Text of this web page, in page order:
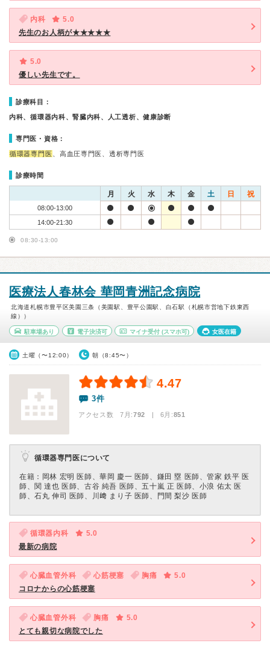
内科
5.0
先生のお人柄が★★★★★
5.0
優しい先生です。
診療科目：
内科、循環器内科、腎臓内科、人工透析、健康診断
専門医・資格：
循環器専門医 、高血圧専門医、透析専門医
診療時間
月 火 水 木 金 土 日 祝
08:00-13:00
14:00-21:30
08:30-13:00
医療法人春林会 華岡青洲記念病院
北海道札幌市豊平区美園三条（美園駅、豊平公園駅、白石駅（札幌市営地下鉄東西
線））
駐車場あり 電子決済可 マイナ受付 (スマホ可) 女医在籍
土曜（〜12:00） 朝（8:45〜）
4.47
3件
アクセス数 7月:792 | 6月:851
循環器専門医について
在籍：岡林 宏明 医師、華岡 慶一 医師、鎌田 塁 医師、管家 鉄平 医
師、関 達也 医師、古谷 純吾 医師、五十嵐 正 医師、小浪 佑太 医
師、石丸 伸司 医師、川﨑 まり子 医師、門間 梨沙 医師
循環器内科
5.0
最新の病院
心臓血管外科 心筋梗塞 胸痛
5.0
コロナからの心筋梗塞
心臓血管外科 胸痛
5.0
とても親切な病院でした